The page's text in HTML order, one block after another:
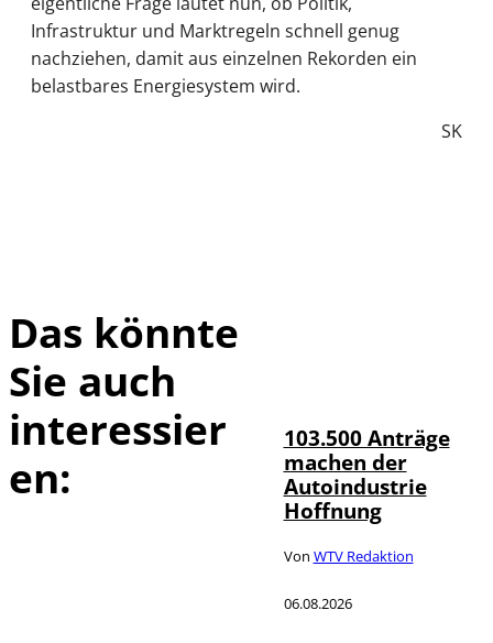
Infrastruktur und Marktregeln schnell genug
nachziehen, damit aus einzelnen Rekorden ein
belastbares Energiesystem wird.
SK
Das könnte
Sie auch
interessier
en:
103.500 Anträge
machen der
Autoindustrie
Hoffnung
Von WTV Redaktion
06.08.2026